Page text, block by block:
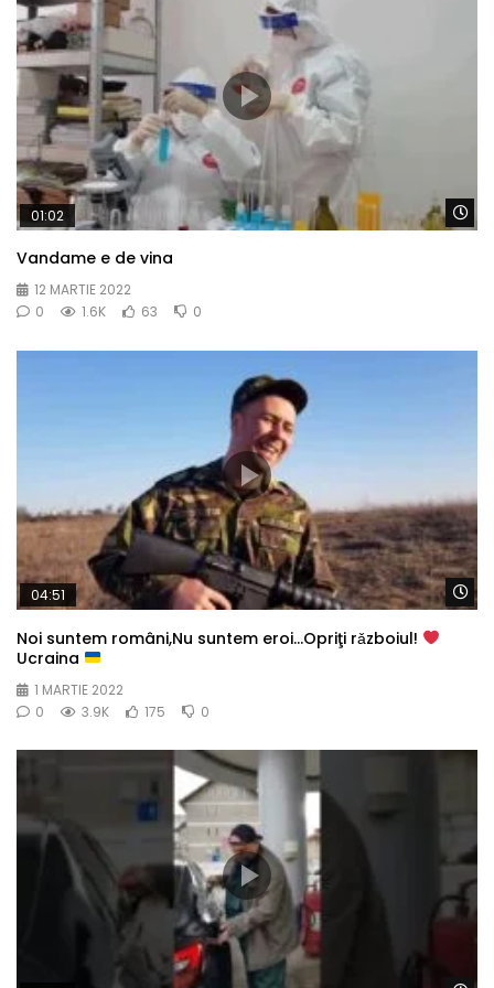
01:02
Vandame e de vina
12 MARTIE 2022
0
1.6K 63 0
04:51
Noi suntem români,Nu suntem eroi…Opriţi rǎzboiul!
Ucraina
1 MARTIE 2022
0
3.9K 175 0